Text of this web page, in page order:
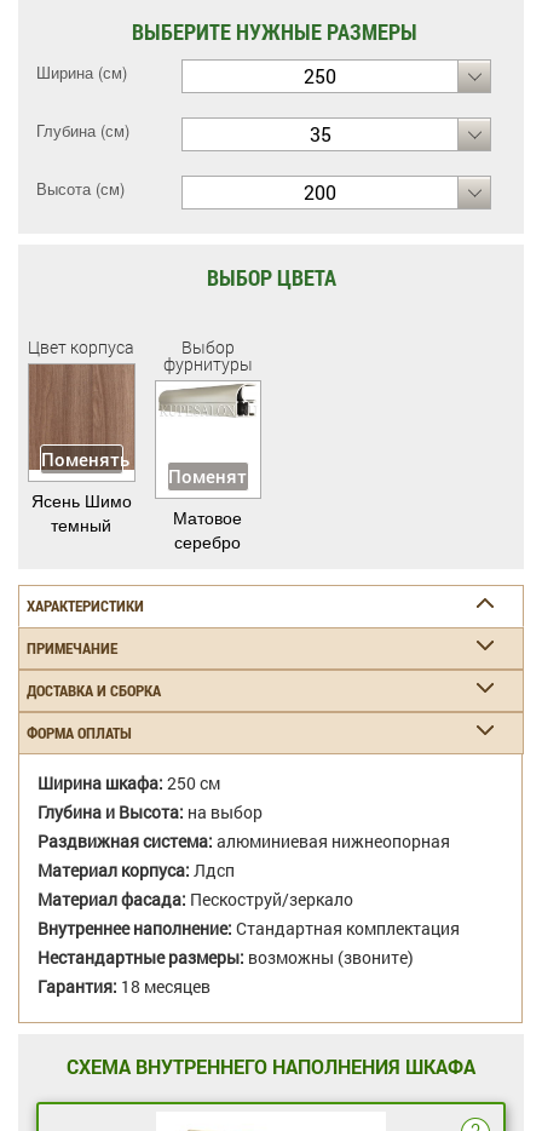
ВЫБЕРИТЕ НУЖНЫЕ РАЗМЕРЫ
Ширина (см) 250
Глубина (см) 35
Высота (см) 200
ВЫБОР ЦВЕТА
Цвет корпуса
Поменять
Ясень Шимо
темный
Выбор
фурнитуры
Поменять
Матовое
серебро
ХАРАКТЕРИСТИКИ
ПРИМЕЧАНИЕ
ДОСТАВКА И СБОРКА
ФОРМА ОПЛАТЫ
Ширина шкафа: 250 см
Глубина и Высота: на выбор
Раздвижная система: алюминиевая нижнеопорная
Материал корпуса: Лдсп
Материал фасада: Пескоструй/зеркало
Внутреннее наполнение: Стандартная комплектация
Нестандартные размеры: возможны (звоните)
Гарантия: 18 месяцев
СХЕМА ВНУТРЕННЕГО НАПОЛНЕНИЯ ШКАФА